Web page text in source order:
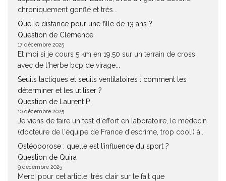
chroniquement gonflé et très...
Quelle distance pour une fille de 13 ans ?
Question de Clémence
17 décembre 2025
Et moi si je cours 5 km en 19.50 sur un terrain de cross
avec de l'herbe bcp de virage...
Seuils lactiques et seuils ventilatoires : comment les
déterminer et les utiliser ?
Question de Laurent P.
10 décembre 2025
Je viens de faire un test d'effort en laboratoire, le médecin
(docteure de l'équipe de France d'escrime, trop cool!) à...
Ostéoporose : quelle est l’influence du sport ?
Question de Quira
9 décembre 2025
Merci pour cet article, très clair sur le fait que